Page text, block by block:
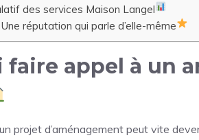
des services Maison Langel
réputation qui parle d’elle-même
faire appel à un
projet d’aménagement peut vite